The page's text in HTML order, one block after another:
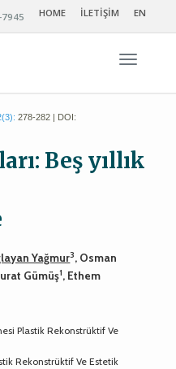
HOME İLETİŞİM EN
278-282 | DOI:
Beş yıllık
Yağmur3, Osman
Gümüş1, Ethem
Plastik Rekonstrüktif Ve
Rekonstrüktif Ve Estetik